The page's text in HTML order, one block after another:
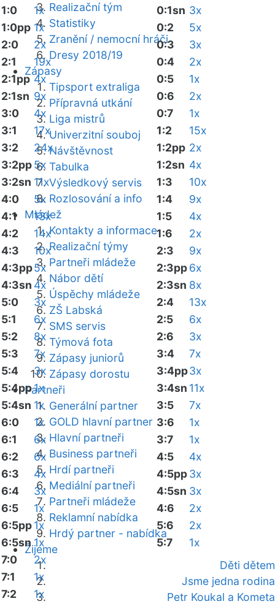
Realizační tým
Statistiky
Zranění / nemocní hráči
Dresy 2018/19
Zápasy
Tipsport extraliga
Přípravná utkání
Liga mistrů
Univerzitní souboj
Návštěvnost
Tabulka
Výsledkový servis
Rozlosování a info
Mládež
Kontakty a informace
Realizační týmy
Partneři mládeže
Nábor dětí
Úspěchy mládeže
ZŠ Labská
SMS servis
Týmová fota
Zápasy juniorů
Zápasy dorostu
Partneři
Generální partner
GOLD hlavní partner
Hlavní partneři
Business partneři
Hrdí partneři
Mediální partneři
Partneři mládeže
Reklamní nabídka
Hrdý partner - nabídka
Žijeme
Děti dětem
Jsme jedna rodina
Petr Koukal a Kometa
1:0
1x
1:0pp 1x
2:0
2x
2:1
19x
2:1pp 4x
2:1sn 9x
3:0
4x
3:1
17x
3:2
24x
3:2pp5x
3:2sn 11x
4:0
5x
4:1
13x
4:2
14x
4:3
10x
4:3pp5x
4:3sn 4x
5:0
3x
5:1
6x
5:2
8x
5:3
7x
5:4
3x
5:4pp1x
5:4sn 1x
6:0
1x
6:1
6x
6:2
6x
6:3
4x
6:4
3x
6:5
1x
6:5pp1x
6:5sn 1x
7:0
2x
7:1
1x
7:2
1x
0:1sn 3x
0:2
5x
0:3
3x
0:4
2x
0:5
1x
0:6
2x
0:7
1x
1:2
15x
1:2pp 2x
1:2sn 4x
1:3
10x
1:4
9x
1:5
4x
1:6
2x
2:3
9x
2:3pp6x
2:3sn 8x
2:4
13x
2:5
6x
2:6
3x
3:4
7x
3:4pp3x
3:4sn 11x
3:5
7x
3:6
1x
3:7
1x
4:5
4x
4:5pp3x
4:5sn 3x
4:6
2x
5:6
2x
5:7
1x